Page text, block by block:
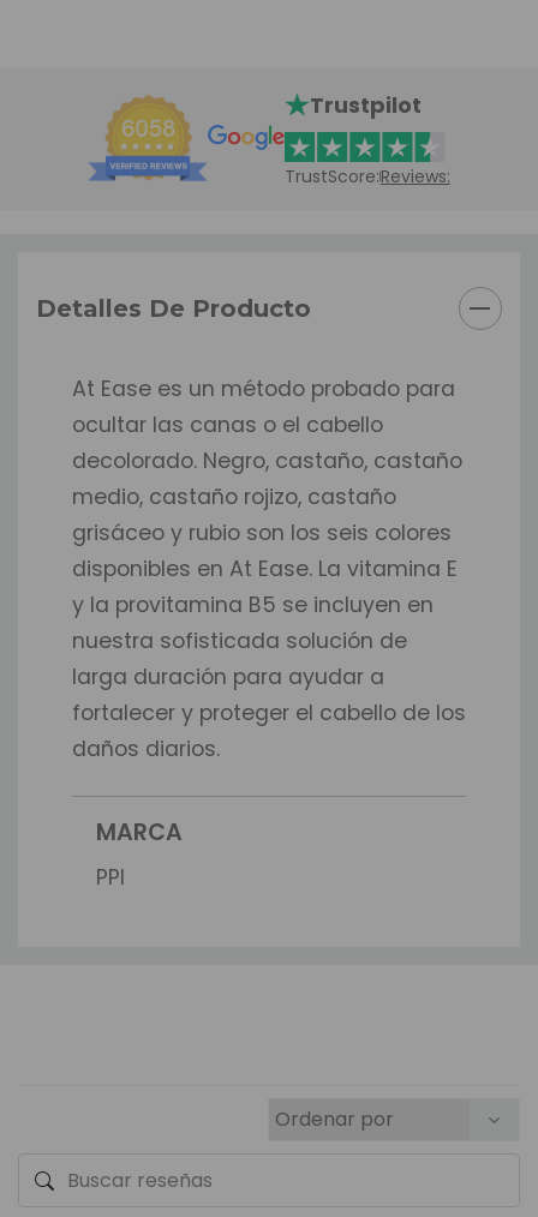
Trustpilot
TrustScore:Reviews:
Detalles De Producto
At Ease es un método probado para
ocultar las canas o el cabello
decolorado. Negro, castaño, castaño
medio, castaño rojizo, castaño
grisáceo y rubio son los seis colores
disponibles en At Ease. La vitamina E
y la provitamina B5 se incluyen en
nuestra sofisticada solución de
larga duración para ayudar a
fortalecer y proteger el cabello de los
daños diarios.
MARCA
PPI